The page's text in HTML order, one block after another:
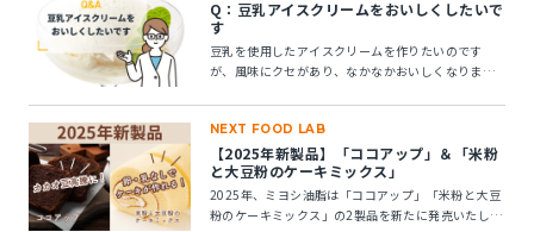
Q：豆乳アイスクリームをおいしくしたいで
す
豆乳を使用したアイスクリームを作りたいのです
が、風味にクセがあり、なかなかおいしくなりませ
NEXT FOOD LAB
【2025年新製品】「ココアップ」＆「米粉
と大豆粉のケーキミックス」
2025年、ミヨシ油脂は「ココアップ」「米粉と大豆
粉のケーキミックス」の2製品を新たに発売いたしま